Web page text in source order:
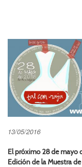
13/05/2016
El próximo 28 de mayo
Edición de la Muestra